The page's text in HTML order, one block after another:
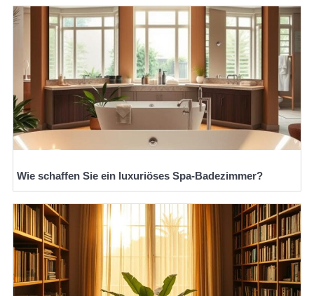
Wie schaffen Sie ein luxuriöses Spa-Badezimmer?